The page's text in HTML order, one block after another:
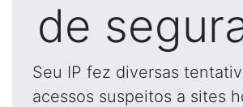
de
Seu IP fez diversas
acessos suspeitos a sites